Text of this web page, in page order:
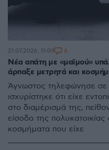
Νέα απάτη με «μαϊμού»
άρπαξε μετρητά και
Άγνωστος τηλεφώνησε σε
ισχυρίστηκε ότι είχε
στο διαμέρισμά της,
είσοδο της
κοσμήματα που είχε
21.07.2026, 11:09 6